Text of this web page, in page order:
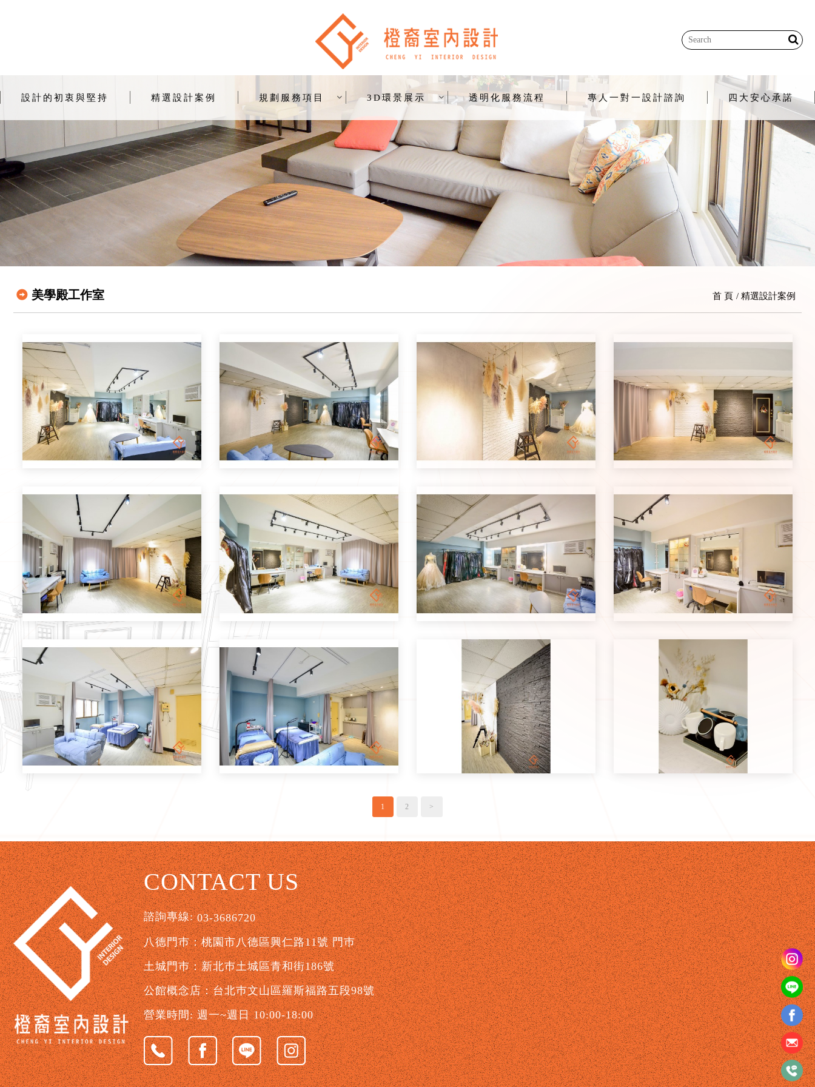
設計的初衷與堅持 精選設計案例 規劃服務項目 3D環景展示 透明化服務流程 專人一對一設計諮詢 四大安心承諾
美學殿工作室 首 頁 精選設計案例
1 2 >
CONTACT US
諮詢專線:03-3686720
八德門巿：桃園市八德區興仁路11號 門巿
土城門巿：新北巿土城區青和街186號
公館概念店：台北巿文山區羅斯福路五段98號
營業時間: 週一~週日 10:00-18:00